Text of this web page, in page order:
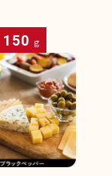
150 g